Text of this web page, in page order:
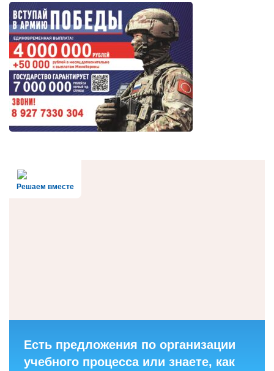
Решаем вместе
Есть предложения по организации
учебного процесса или знаете, как